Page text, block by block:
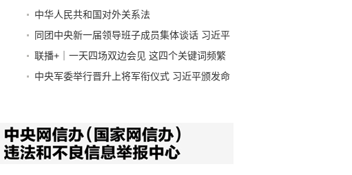
调 深刻领会党中央关于党的建设的重要思想 不
断提高组织工作质量 代表党中央向全国广大共产
党员致以节日问候
中华人民共和国对外关系法
同团中央新一届领导班子成员集体谈话 习近平
这样强调
联播+｜一天四场双边会见 这四个关键词频繁
出现
中央军委举行晋升上将军衔仪式 习近平颁发命